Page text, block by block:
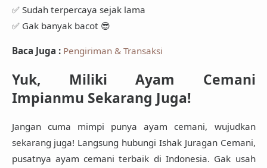
✅ Sudah terpercaya sejak lama
✅ Gak banyak bacot 😎
Baca Juga : Pengiriman & Transaksi
Yuk, Miliki Ayam Cemani
Impianmu Sekarang Juga!
Jangan cuma mimpi punya ayam cemani, wujudkan
sekarang juga! Langsung hubungi Ishak Juragan Cemani,
pusatnya ayam cemani terbaik di Indonesia. Gak usah